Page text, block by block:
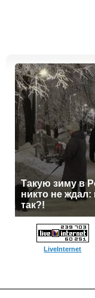
Такую зиму в
никто не ждал:
так?!
LiveInternet